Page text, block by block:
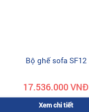
Bộ ghế sofa SF12
17.536.000 VNĐ
Xem chi tiết